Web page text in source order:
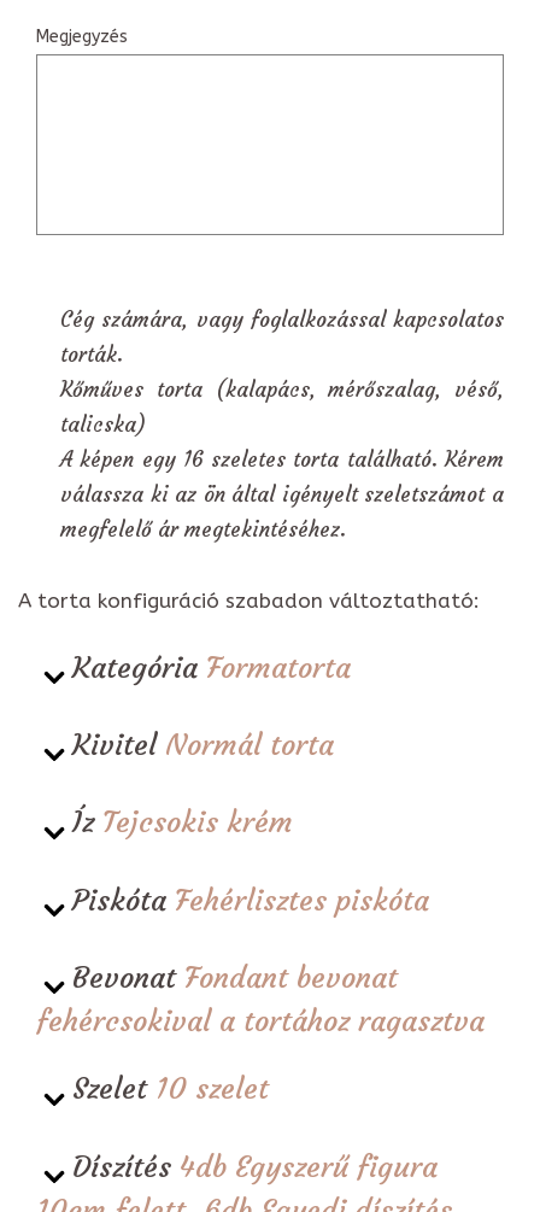
Megjegyzés
Cég számára, vagy foglalkozással kapcsolatos
torták.
Kőműves torta (kalapács, mérőszalag, véső,
talicska)
A képen egy 16 szeletes torta található. Kérem
válassza ki az ön által igényelt szeletszámot a
megfelelő ár megtekintéséhez.
A torta konfiguráció szabadon változtatható:
Kategória Formatorta
Kivitel Normál torta
Íz Tejcsokis krém
Piskóta Fehérlisztes piskóta
Bevonat Fondant bevonat
fehércsokival a tortához ragasztva
Szelet 10 szelet
Díszítés 4db Egyszerű figura